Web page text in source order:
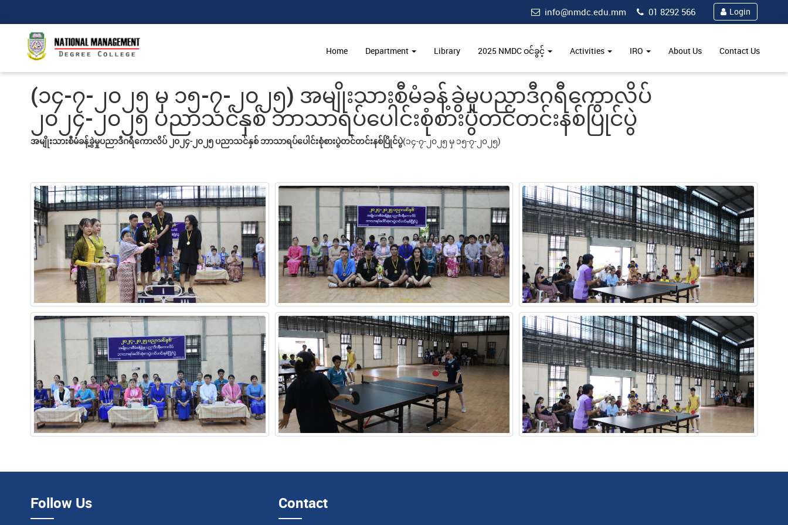
info@nmdc.edu.mm 01 8292 566 Login
Home Department Library 2025 NMDC ဝင်ခွင့် Activities IRO About Us Contact Us
(၁၄-၇-၂၀၂၅ မှ ၁၅-၇-၂၀၂၅) အမျိုးသားစီမံခန့်ခွဲမှုပညာဒီဂရီကောလိပ်
၂၀၂၄-၂၀၂၅ ပညာသင်နှစ် ဘာသာရပ်ပေါင်းစုံစားပွဲတင်တင်းနစ်ပြိုင်ပွဲ
အမျိုးသားစီမံခန့်ခွဲမှုပညာဒီဂရီကောလိပ် ၂၀၂၄-၂၀၂၅ ပညာသင်နှစ် ဘာသာရပ်ပေါင်းစုံစားပွဲတင်တင်းနစ်ပြိုင်ပွဲ(၁၄-၇-၂၀၂၅ မှ ၁၅-၇-၂၀၂၅)
Follow Us Contact